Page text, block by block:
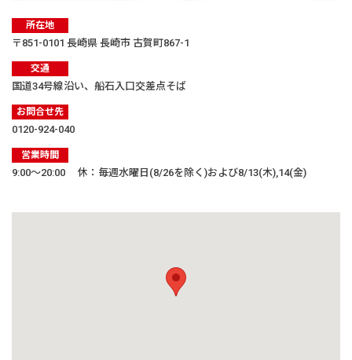
所在地
〒851-0101 長崎県 長崎市 古賀町867-1
交通
国道34号線沿い、船石入口交差点そば
お問合せ先
0120-924-040
営業時間
9:00〜20:00 休：毎週水曜日(8/26を除く)および8/13(木),14(金)